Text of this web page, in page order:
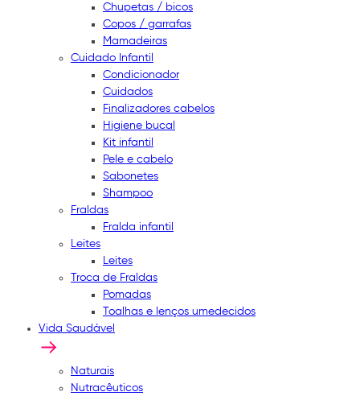
Chupetas / bicos
Copos / garrafas
Mamadeiras
Cuidado Infantil
Condicionador
Cuidados
Finalizadores cabelos
Higiene bucal
Kit infantil
Pele e cabelo
Sabonetes
Shampoo
Fraldas
Fralda infantil
Leites
Leites
Troca de Fraldas
Pomadas
Toalhas e lenços umedecidos
Vida Saudável
Naturais
Nutracêuticos